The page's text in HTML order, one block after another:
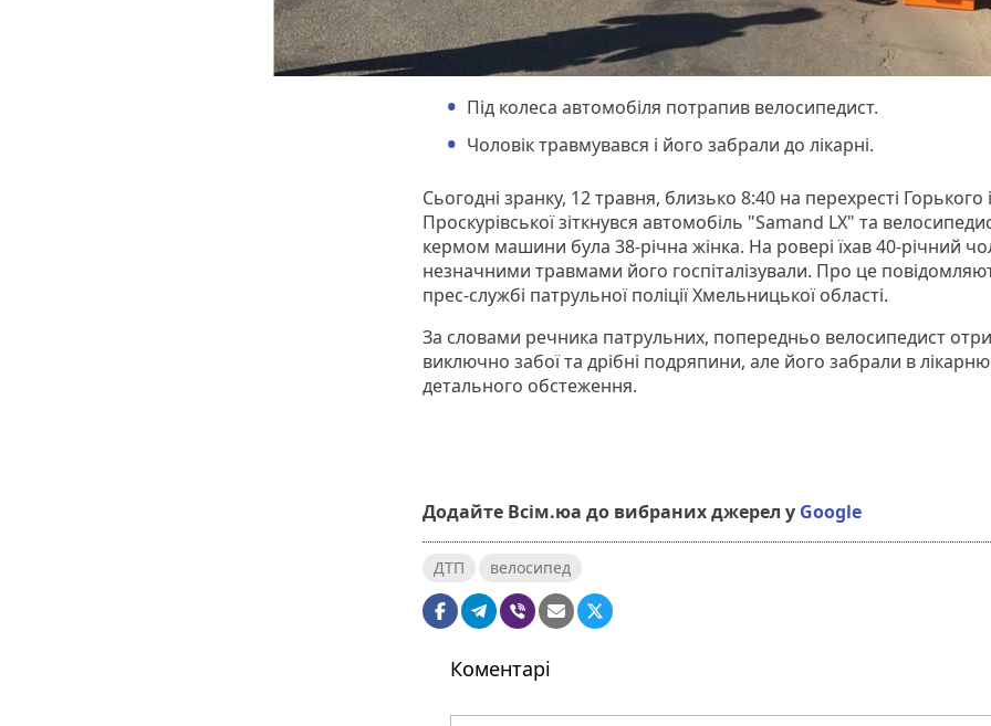
Під колеса автомобіля потрапив велосипедист.
Чоловік травмувався і його забрали до лікарні.
Сьогодні зранку, 12 травня, близько 8:40 на перехресті Горького і
Проскурівської зіткнувся автомобіль "Samand LX" та
кермом машини була 38-річна жінка. На ровері їхав 40-річний
незначними травмами його госпіталізували. Про це
прес-службі патрульної поліції Хмельницької області.
За словами речника патрульних, попередньо велосипедист
виключно забої та дрібні подряпини, але його забрали в
детального обстеження.
Додайте Всім.юа до вибраних джерел у Google
ДТП велосипед
Коментарі